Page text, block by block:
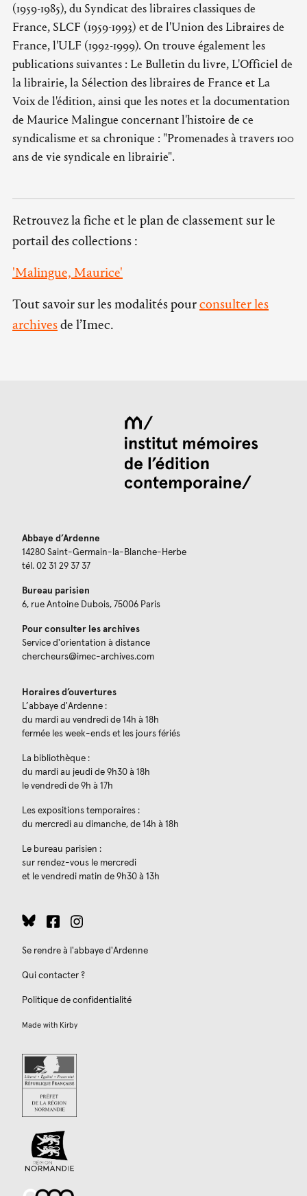
(1959-1985), du Syndicat des libraires classiques de
France, SLCF (1959-1993) et de l'Union des Libraires de
France, l'ULF (1992-1999). On trouve également les
publications suivantes : Le Bulletin du livre, L'Officiel de
la librairie, la Sélection des libraires de France et La
Voix de l'édition, ainsi que les notes et la documentation
de Maurice Malingue concernant l'histoire de ce
syndicalisme et sa chronique : "Promenades à travers 100
ans de vie syndicale en librairie".
Retrouvez la fiche et le plan de classement sur le
portail des collections :
'Malingue, Maurice'
Tout savoir sur les modalités pourconsulter les
archivesde l’Imec.
Abbaye d’Ardenne
14280 Saint-Germain-la-Blanche-Herbe
tél. 02 31 29 37 37
Bureau parisien
6, rue Antoine Dubois, 75006 Paris
Pour consulter les archives
Service d'orientation à distance
chercheurs@imec-archives.com
Horaires d’ouvertures
L’abbaye d'Ardenne :
du mardi au vendredi de 14h à 18h
fermée les week-ends et les jours fériés
La bibliothèque :
du mardi au jeudi de 9h30 à 18h
le vendredi de 9h à 17h
Les expositions temporaires :
du mercredi au dimanche, de 14h à 18h
Le bureau parisien :
sur rendez-vous le mercredi
et le vendredi matin de 9h30 à 13h
Se rendre à l'abbaye d'Ardenne
Qui contacter ?
Politique de confidentialité
Made with Kirby